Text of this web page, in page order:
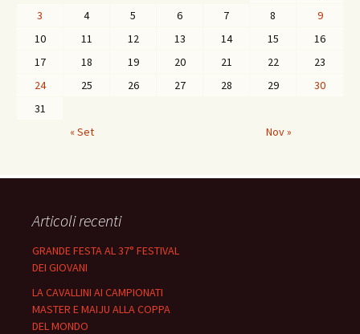
3
4 5 6 7 8
9
10
11 12 13 14 15
16
17
18 19 20 21 22
23
24
25 26 27 28 29
30
31
« Set
Nov »
Articoli recenti
GRANDE FESTA AL 37° FESTIVAL
DEI GIOVANI
LA CAVALLINI AI CAMPIONATI
MASTER E MAIJU ALLA COPPA
DEL MONDO